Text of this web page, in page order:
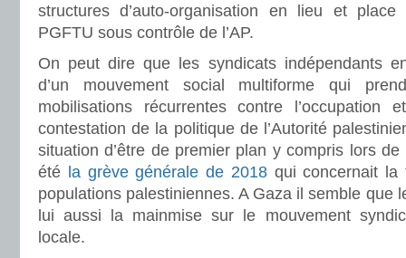
structures d’auto-organisation en lieu et
PGFTU sous contrôle de l’AP.
On peut dire que les syndicats indépendants
d’un mouvement social multiforme qui
mobilisations récurrentes contre l’occupation
contestation de la politique de l’Autorité
situation d’être de premier plan y compris lors de
été la grève générale de 2018qui concernait la
populations palestiniennes. A Gaza il semble que
lui aussi la mainmise sur le mouvement
locale.